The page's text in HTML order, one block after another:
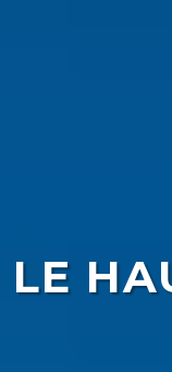
LE